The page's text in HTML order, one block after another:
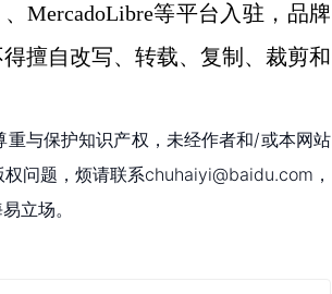
MercadoLibre等平台入驻，品牌
擅自改写、转载、复制、裁剪和
与保护知识产权，未经作者和/或本网站
问题，烦请联系chuhaiyi@baidu.com，
立场。